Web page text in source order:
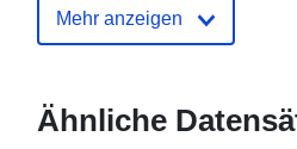
Identifikatoren:
31e1-
Mehr anzeigen
Ähnliche